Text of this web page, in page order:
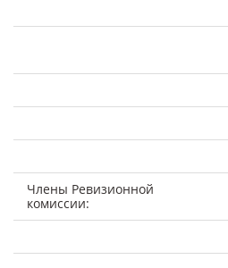
Члены Ревизионной
комиссии: